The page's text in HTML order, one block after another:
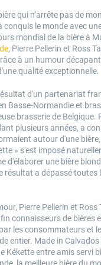
qui n’arrête pas de
conquis le monde avec
mondial de la bière à
, Pierre Pellerin et Ross
à un humour
qualité exceptionnelle.
d'un partenariat
Basse-Normandie et
brasserie de Belgique.
plusieurs années, a
autour d'une
» s'est imposé
d'élaborer une bière
résultat a dépassé toutes
Pierre Pellerin et Ross
connaisseurs de bières
les consommateurs et
entier. Made in
Kékette entre amis servi
la meilleure bière du